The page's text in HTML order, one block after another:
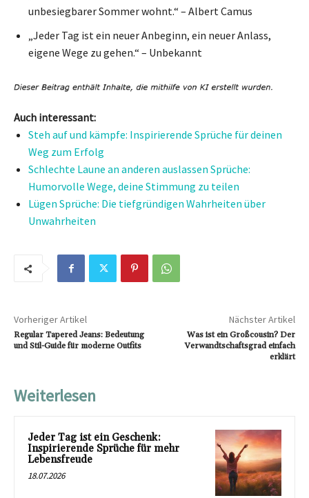
unbesiegbarer Sommer wohnt.“ – Albert Camus
„Jeder Tag ist ein neuer Anbeginn, ein neuer Anlass,
eigene Wege zu gehen.“ – Unbekannt
Auch interessant:
Steh auf und kämpfe: Inspirierende Sprüche für deinen
Weg zum Erfolg
Schlechte Laune an anderen auslassen Sprüche:
Humorvolle Wege, deine Stimmung zu teilen
Lügen Sprüche: Die tiefgründigen Wahrheiten über
Unwahrheiten
Vorheriger Artikel
Regular Tapered Jeans: Bedeutung
und Stil-Guide für moderne Outfits
Nächster Artikel
Was ist ein Großcousin? Der
Verwandtschaftsgrad einfach
erklärt
Weiterlesen
Jeder Tag ist ein Geschenk:
Inspirierende Sprüche für mehr
Lebensfreude
18.07.2026